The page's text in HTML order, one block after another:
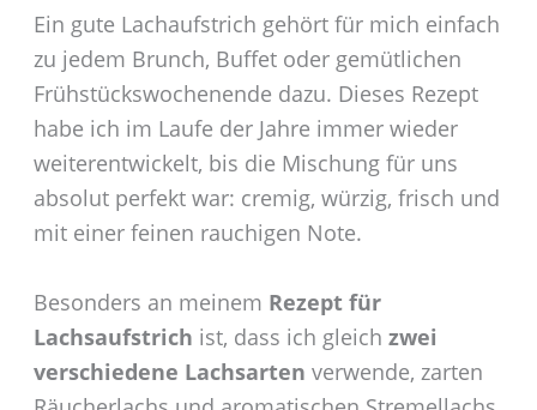
Ein gute Lachaufstrich gehört für mich einfach
zu jedem Brunch, Buffet oder gemütlichen
Frühstückswochenende dazu. Dieses Rezept
habe ich im Laufe der Jahre immer wieder
weiterentwickelt, bis die Mischung für uns
absolut perfekt war: cremig, würzig, frisch und
mit einer feinen rauchigen Note.
Besonders an meinem Rezept für
Lachsaufstrich ist, dass ich gleich zwei
verschiedene Lachsarten verwende, zarten